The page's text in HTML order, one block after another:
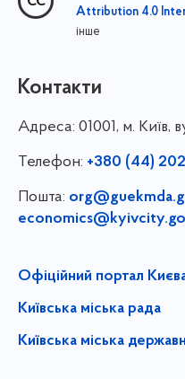
Attribution 4.0
інше
Контакти
Адреса: 01001, м. Київ,
Телефон: +380 (44)
Пошта:
Офіційний портал
Київська міська рада
Київська міська